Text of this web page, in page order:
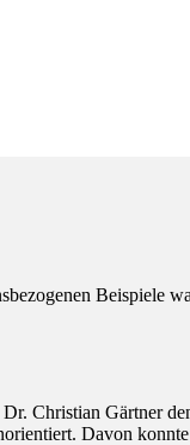
Beispiele
Christian Gärtner
Davon